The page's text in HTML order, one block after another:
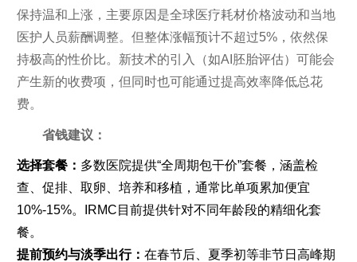
保持温和上涨，主要原因是全球医疗耗材价格波动和当地
医护人员薪酬调整。但整体涨幅预计不超过5%，依然保
持极高的性价比。新技术的引入（如AI胚胎评估）可能会
产生新的收费项，但同时也可能通过提高效率降低总花
费。
省钱建议：
选择套餐： 多数医院提供“全周期包干价”套餐，涵盖检
查、促排、取卵、培养和移植，通常比单项累加便宜
10%-15%。IRMC目前提供针对不同年龄段的精细化套
餐。
提前预约与淡季出行： 在春节后、夏季初等非节日高峰期